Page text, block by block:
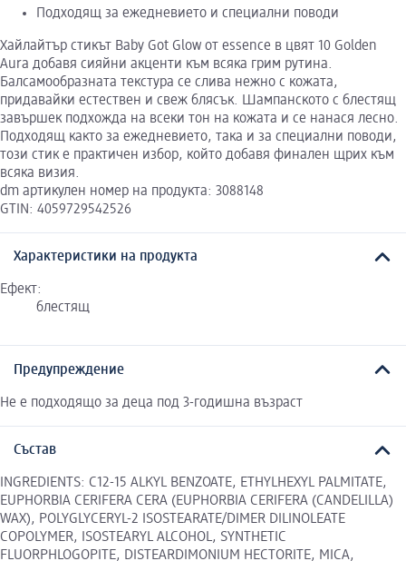
Подходящ за ежедневието и специални поводи
Хайлайтър стикът Baby Got Glow от essence в цвят 10 Golden
Aura добавя сияйни акценти към всяка грим рутина.
Балсамообразната текстура се слива нежно с кожата,
придавайки естествен и свеж блясък. Шампанското с блестящ
завършек подхожда на всеки тон на кожата и се нанася лесно.
Подходящ както за ежедневието, така и за специални поводи,
този стик е практичен избор, който добавя финален щрих към
всяка визия.
dm артикулен номер на продукта: 3088148
GTIN: 4059729542526
Характеристики на продукта
Ефект:
блестящ
Предупреждение
Не е подходящо за деца под 3-годишна възраст
Състав
INGREDIENTS: C12-15 ALKYL BENZOATE, ETHYLHEXYL PALMITATE,
EUPHORBIA CERIFERA CERA (EUPHORBIA CERIFERA (CANDELILLA)
WAX), POLYGLYCERYL-2 ISOSTEARATE/DIMER DILINOLEATE
COPOLYMER, ISOSTEARYL ALCOHOL, SYNTHETIC
FLUORPHLOGOPITE, DISTEARDIMONIUM HECTORITE, MICA,